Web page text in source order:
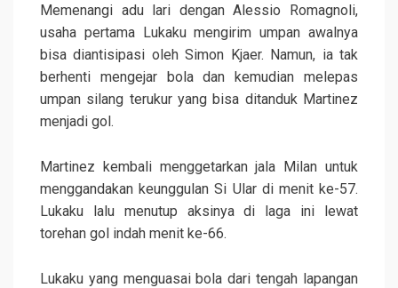
Memenangi adu lari dengan Alessio Romagnoli,
usaha pertama Lukaku mengirim umpan awalnya
bisa diantisipasi oleh Simon Kjaer. Namun, ia tak
berhenti mengejar bola dan kemudian melepas
umpan silang terukur yang bisa ditanduk Martinez
menjadi gol.
Martinez kembali menggetarkan jala Milan untuk
menggandakan keunggulan Si Ular di menit ke-57.
Lukaku lalu menutup aksinya di laga ini lewat
torehan gol indah menit ke-66.
Lukaku yang menguasai bola dari tengah lapangan